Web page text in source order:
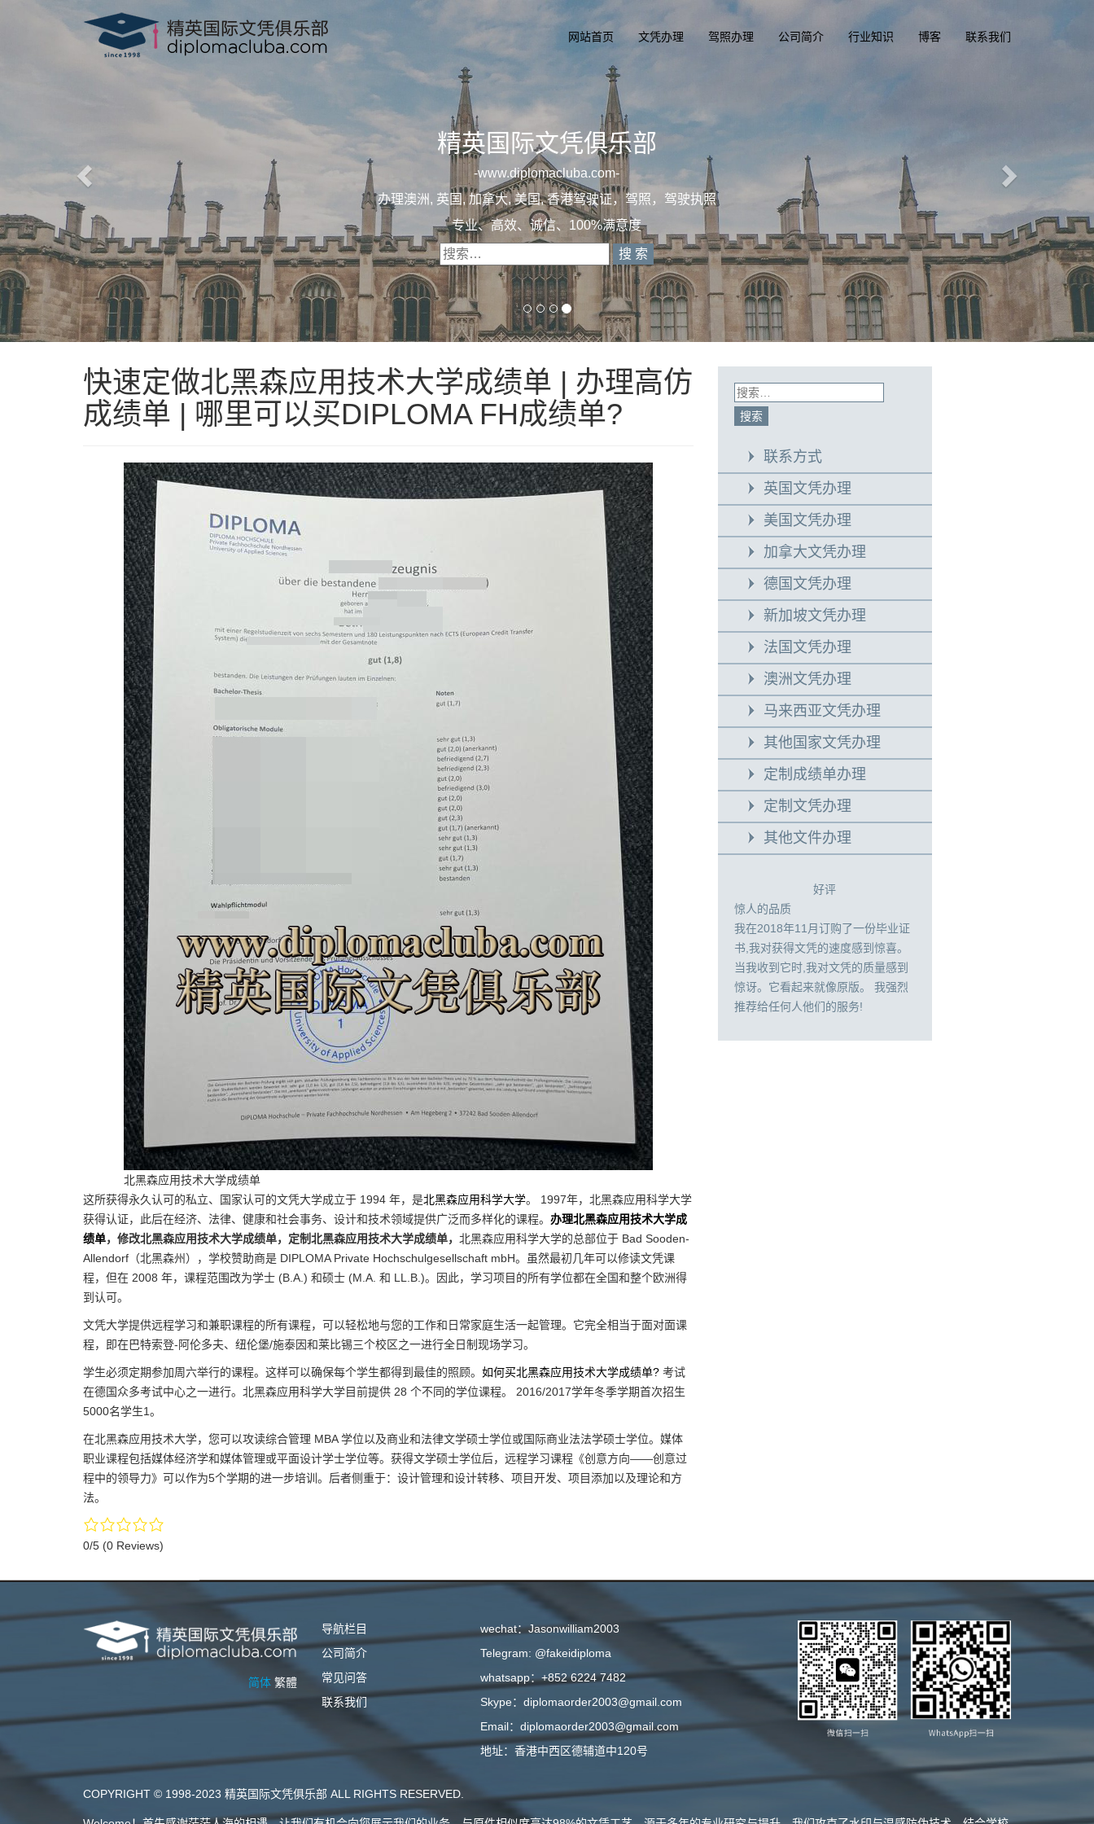
网站首页 文凭办理 驾照办理 公司简介 行业知识 博客 联系我们
精英国际文凭俱乐部
一diplomacluba.com 一
办理澳洲, 英国, 加拿大, 美国, 香港驾驶证，驾照，驾驶执照
专业定制澳洲、英国、加拿大、美国驾照
快速定做北黑森应用技术大学成绩单 | 办理高仿
成绩单 | 哪里可以买DIPLOMA FH成绩单?
北黑森应用技术大学成绩单
这所获得永久认可的私立、国家认可的文凭大学成立于 1994 年，是北黑森应用科学大学。 1997年，北黑森应用科学大学
获得认证，此后在经济、法律、健康和社会事务、设计和技术领域提供广泛而多样化的课程。 办理北黑森应用技术大学成
绩单，修改北黑森应用技术大学成绩单，定制北黑森应用技术大学成绩单， 北黑森应用科学大学的总部位于 Bad Sooden-
Allendorf（北黑森州），学校赞助商是 DIPLOMA Private Hochschulgesellschaft mbH。虽然最初几年可以修读文凭课
程，但在 2008 年，课程范围改为学士 (B.A.) 和硕士 (M.A. 和 LL.B.)。因此，学习项目的所有学位都在全国和整个欧洲得
到认可。
文凭大学提供远程学习和兼职课程的所有课程，可以轻松地与您的工作和日常家庭生活一起管理。它完全相当于面对面课
程，即在巴特索登-阿伦多夫、纽伦堡/施泰因和莱比锡三个校区之一进行全日制现场学习。
学生必须定期参加周六举行的课程。这样可以确保每个学生都得到最佳的照顾。 如何买北黑森应用技术大学成绩单? 考试
在德国众多考试中心之一进行。北黑森应用科学大学目前提供 28 个不同的学位课程。 2016/2017学年冬季学期首次招生
5000名学生1。
在北黑森应用技术大学，您可以攻读综合管理 MBA 学位以及商业和法律文学硕士学位或国际商业法法学硕士学位。媒体
职业课程包括媒体经济学和媒体管理或平面设计学士学位等。获得文学硕士学位后，远程学习课程《创意方向——创意过
程中的领导力》可以作为5个学期的进一步培训。后者侧重于：设计管理和设计转移、项目开发、项目添加以及理论和方
法。
0/5 (0 Reviews)
联系方式
英国文凭办理
美国文凭办理
加拿大文凭办理
德国文凭办理
新加坡文凭办理
法国文凭办理
澳洲文凭办理
马来西亚文凭办理
其他国家文凭办理
定制成绩单办理
定制文凭办理
其他文件办理
好评
惊人的品质
我在2018年11月订购了一份毕业证
书,我对获得文凭的速度感到惊喜。
当我收到它时,我对文凭的质量感到
惊讶。它看起来就像原版。 我强烈
推荐给任何人他们的服务!
简体 繁體
导航栏目
公司简介
常见问答
联系我们
wechat：Jasonwilliam2003
Telegram: @fakeidiploma
whatsapp：+852 6224 7482
Skype：diplomaorder2003@gmail.com
Email：diplomaorder2003@gmail.com
地址：香港中西区德辅道中120号
COPYRIGHT © 1998-2023 精英国际文凭俱乐部 ALL RIGHTS RESERVED.